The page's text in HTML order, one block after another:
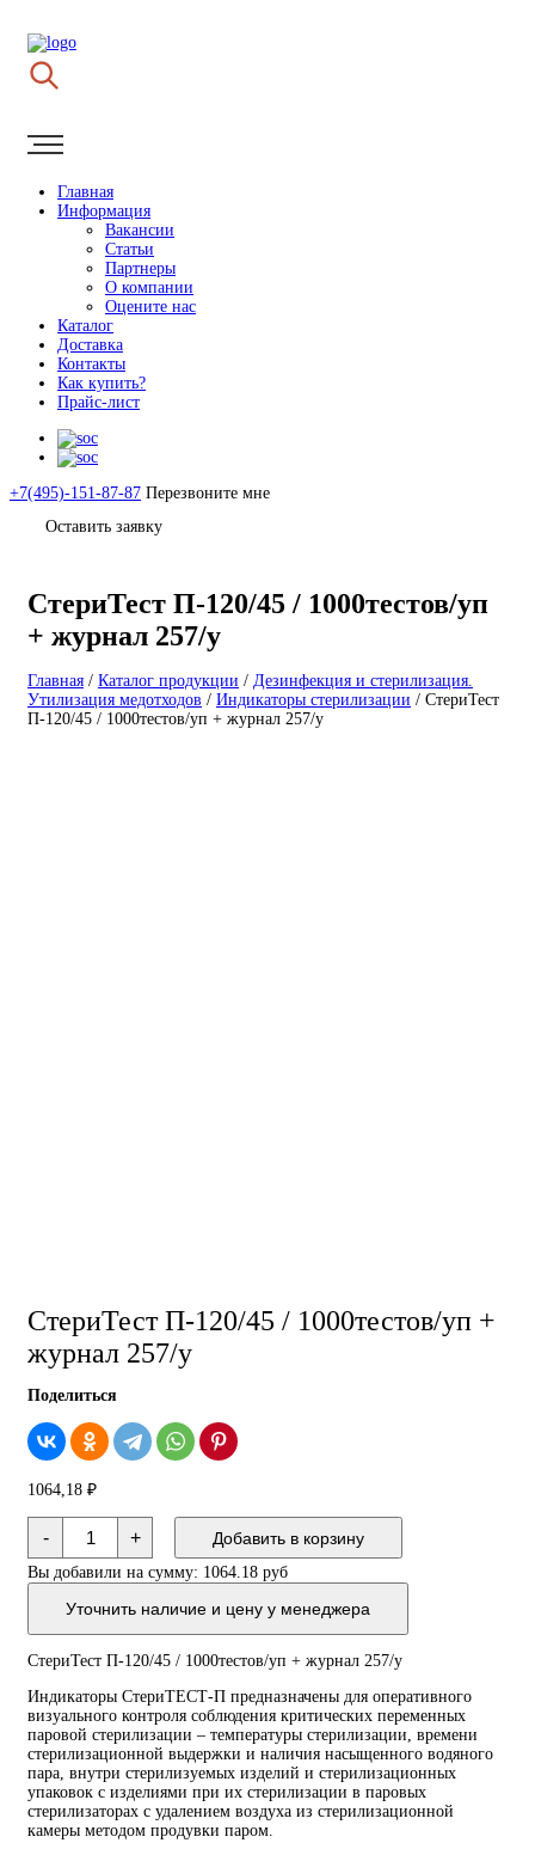
Главная
Информация
Вакансии
Статьи
Партнеры
О компании
Оцените нас
Каталог
Доставка
Контакты
Как купить?
Прайс-лист
+7(495)-151-87-87 Перезвоните мне
Оставить заявку
СтериТест П-120/45 / 1000тестов/уп
+ журнал 257/у
Главная / Каталог продукции / Дезинфекция и стерилизация.
Утилизация медотходов / Индикаторы стерилизации / СтериТест
П-120/45 / 1000тестов/уп + журнал 257/у
СтериТест П-120/45 / 1000тестов/уп +
журнал 257/у
Поделиться
1064,18 ₽
-
Количество
товара
СтериТест
П-120/45
1000тестов/
+
журнал
у
+ Добавить в корзину
Вы добавили на сумму: 1064.18 руб
Уточнить наличие и цену у менеджера
СтериТест П-120/45 / 1000тестов/уп + журнал 257/у
Индикаторы СтериТЕСТ-П предназначены для оперативного
визуального контроля соблюдения критических переменных
паровой стерилизации – температуры стерилизации, времени
стерилизационной выдержки и наличия насыщенного водяного
пара, внутри стерилизуемых изделий и стерилизационных
упаковок с изделиями при их стерилизации в паровых
стерилизаторах с удалением воздуха из стерилизационной
камеры методом продувки паром.